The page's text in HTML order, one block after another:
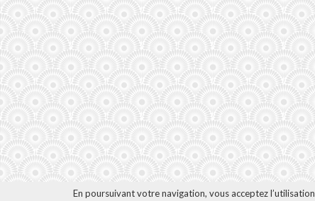
En poursuivant votre navigation, vous acceptez